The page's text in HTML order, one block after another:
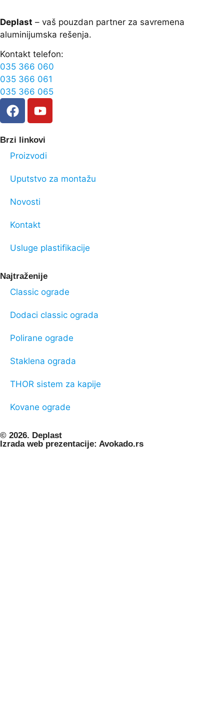
Deplast – vaš pouzdan partner za savremena
aluminijumska rešenja.
Kontakt telefon:
035 366 060
035 366 061
035 366 065
Brzi linkovi
Proizvodi
Uputstvo za montažu
Novosti
Kontakt
Usluge plastifikacije
Najtraženije
Classic ograde
Dodaci classic ograda
Polirane ograde
Staklena ograda
THOR sistem za kapije
Kovane ograde
© 2026. Deplast
Izrada web prezentacije: Avokado.rs